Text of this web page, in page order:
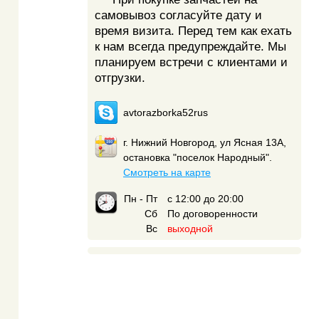
самовывоз согласуйте дату и
время визита. Перед тем как ехать
к нам всегда предупреждайте. Мы
планируем встречи с клиентами и
отгрузки.
avtorazborka52rus
г. Нижний Новгород, ул Ясная 13А,
остановка "поселок Народный".
Смотреть на карте
Пн - Пт
с 12:00 до 20:00
Сб
По договоренности
Вс
выходной